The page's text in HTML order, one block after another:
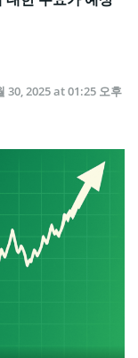
30, 2025 at 01:25 오후